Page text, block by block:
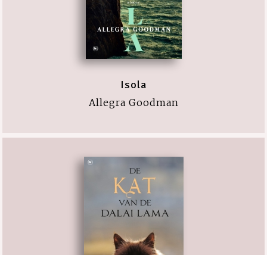
Isola
Allegra Goodman